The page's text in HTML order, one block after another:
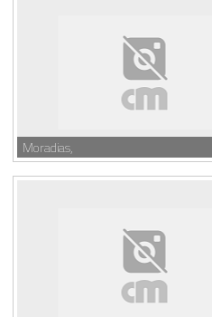
Moradias,